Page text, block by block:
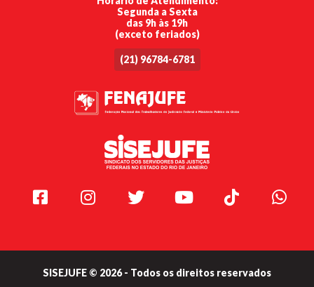
Segunda a Sexta
das 9h às 19h
(exceto feriados)
(21) 96784-6781
Facebook Instagram Twitter Youtube TikTok
SISEJUFE © 2026 - Todos os direitos reservados